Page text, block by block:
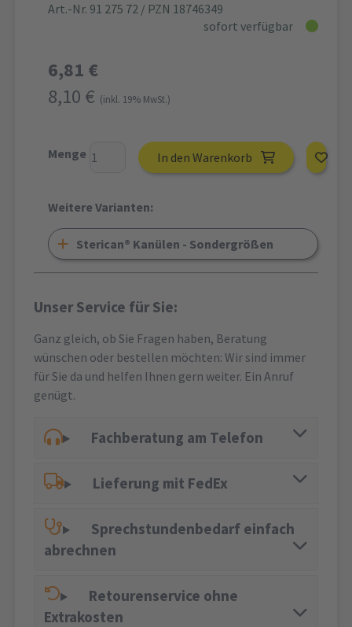
Art.-Nr. 91 275 72 / PZN 18746349
sofort verfügbar
6,81 €
8,10 € (inkl. 19% MwSt.)
Menge In den Warenkorb
Weitere Varianten:
Sterican® Kanülen - Sondergrößen
Unser Service für Sie:
Ganz gleich, ob Sie Fragen haben, Beratung
wünschen oder bestellen möchten: Wir sind immer
für Sie da und helfen Ihnen gern weiter. Ein Anruf
genügt.
Fachberatung am Telefon
Lieferung mit FedEx
Sprechstundenbedarf einfach
abrechnen
Retourenservice ohne
Extrakosten